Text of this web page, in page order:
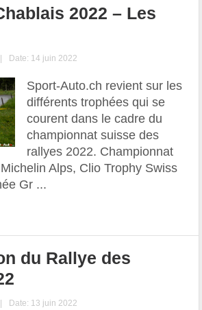
2022 – Les
| Date: 14 juin 2022
Sport-Auto.ch revient sur les
différents trophées qui se
courent dans le cadre du
championnat suisse des
rallyes 2022. Championnat
Alps, Clio Trophy Swiss
Gr ...
du Rallye des
| Date: 13 juin 2022